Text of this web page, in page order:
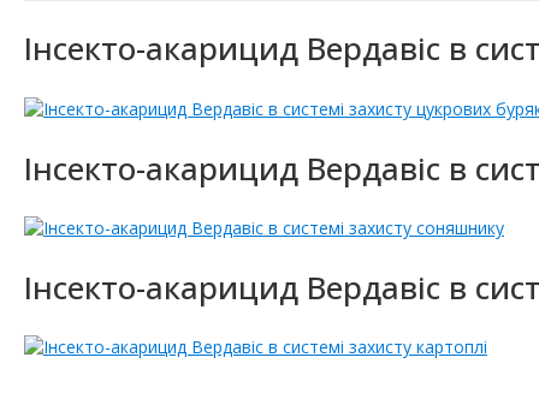
Інсекто-акарицид Вердавіс в
Інсекто-акарицид Вердавіс в
Інсекто-акарицид Вердавіс в